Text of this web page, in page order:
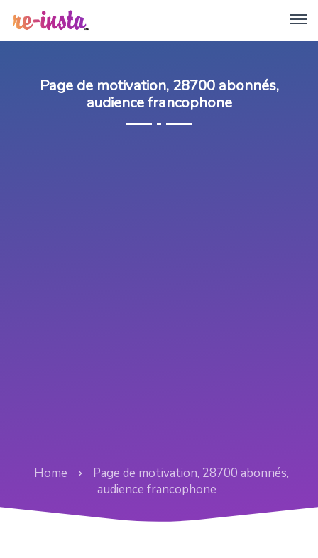
Page de motivation, 28700 abonnés,
audience francophone
Home
Page de motivation, 28700 abonnés,
audience francophone